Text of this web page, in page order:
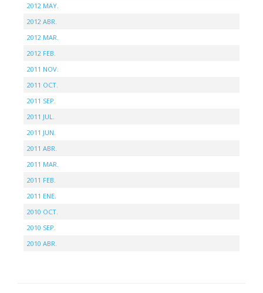
2012 MAY.
2012 ABR.
2012 MAR.
2012 FEB.
2011 NOV.
2011 OCT.
2011 SEP.
2011 JUL.
2011 JUN.
2011 ABR.
2011 MAR.
2011 FEB.
2011 ENE.
2010 OCT.
2010 SEP.
2010 ABR.